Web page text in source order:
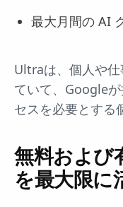
最大月間の AI
Ultraは、個人や
ていて、Google
セスを必要とする
無料および
を最大限に